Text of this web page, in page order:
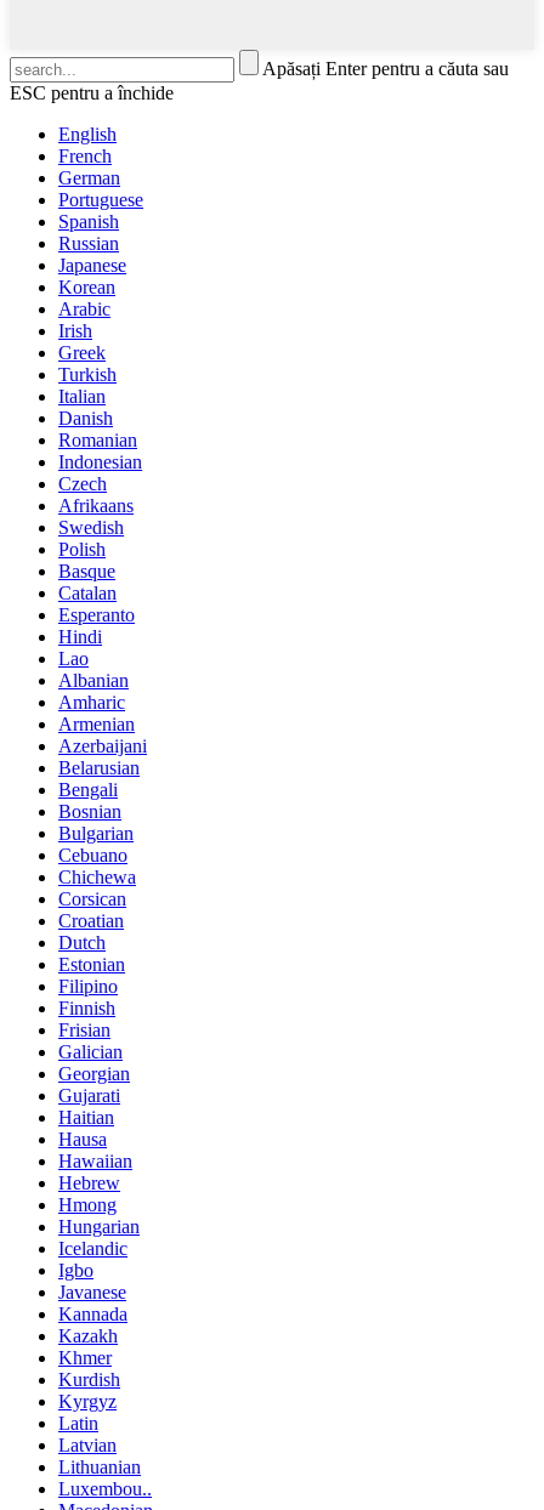
Apăsați Enter pentru a căuta sau
ESC pentru a închide
English
French
German
Portuguese
Spanish
Russian
Japanese
Korean
Arabic
Irish
Greek
Turkish
Italian
Danish
Romanian
Indonesian
Czech
Afrikaans
Swedish
Polish
Basque
Catalan
Esperanto
Hindi
Lao
Albanian
Amharic
Armenian
Azerbaijani
Belarusian
Bengali
Bosnian
Bulgarian
Cebuano
Chichewa
Corsican
Croatian
Dutch
Estonian
Filipino
Finnish
Frisian
Galician
Georgian
Gujarati
Haitian
Hausa
Hawaiian
Hebrew
Hmong
Hungarian
Icelandic
Igbo
Javanese
Kannada
Kazakh
Khmer
Kurdish
Kyrgyz
Latin
Latvian
Lithuanian
Luxembou..